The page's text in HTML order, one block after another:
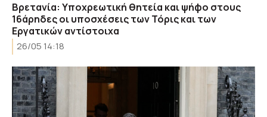
Βρετανία: Υποχρεωτική θητεία και ψήφο στους
16άρηδες οι υποσχέσεις των Τόρις και των
Εργατικών αντίστοιχα
26/05 14:18